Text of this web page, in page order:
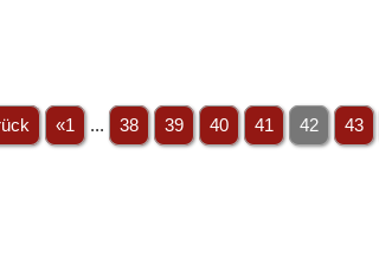
«1 ... 38 39 40 41 42 43